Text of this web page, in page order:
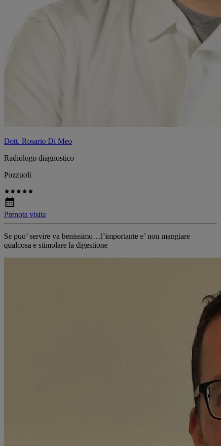
Dott. Rosario Di Meo
Radiologo diagnostico
Pozzuoli
Prenota visita
Se puo’ servire va benissimo…l’importante e’ non mangiare
qualcosa e stimolare la digestione